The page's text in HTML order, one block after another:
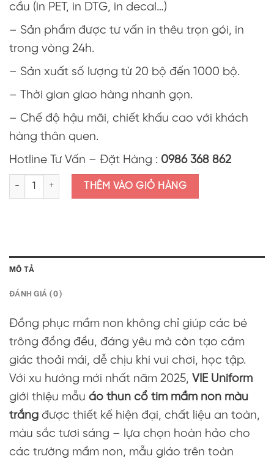
cầu (in PET, in DTG, in decal…)
– Sản phẩm được tư vấn in thêu trọn gói, in
trong vòng 24h.
– Sản xuất số lượng từ 20 bộ đến 1000 bộ.
– Thời gian giao hàng nhanh gọn.
– Chế độ hậu mãi, chiết khấu cao với khách
hàng thân quen.
Hotline Tư Vấn – Đặt Hàng : 0986 368 862
Áo thun cổ tim mầm non trắng số lượng
THÊM VÀO GIỎ HÀNG
MÔ TẢ
ĐÁNH GIÁ (0)
Đồng phục mầm non không chỉ giúp các bé
trông đồng đều, đáng yêu mà còn tạo cảm
giác thoải mái, dễ chịu khi vui chơi, học tập.
Với xu hướng mới nhất năm 2025, VIE Uniform
giới thiệu mẫu áo thun cổ tim mầm non màu
trắng được thiết kế hiện đại, chất liệu an toàn,
màu sắc tươi sáng – lựa chọn hoàn hảo cho
các trường mầm non, mẫu giáo trên toàn